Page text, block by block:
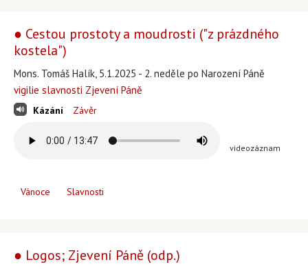
● Cestou prostoty a moudrosti ("z prázdného
kostela")
Mons. Tomáš Halík, 5.1.2025 - 2. neděle po Narození Páně
vigilie slavnosti Zjevení Páně
Kázání Závěr
videozáznam
Vánoce Slavnosti
● Logos; Zjevení Páně (odp.)